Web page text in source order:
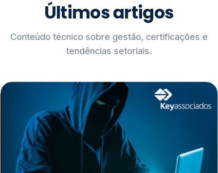
Últimos artigos
Conteúdo técnico sobre gestão, certificações e
tendências setoriais.